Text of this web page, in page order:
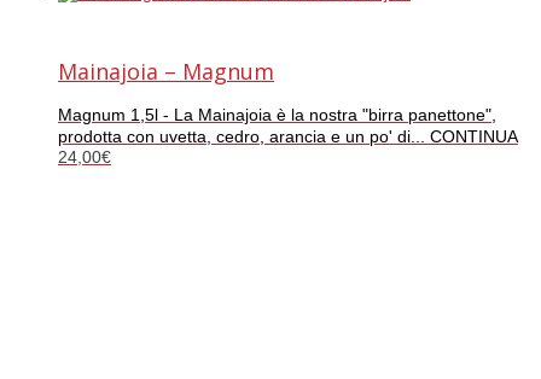
Mainajoia – Magnum
Magnum 1,5l - La Mainajoia è la nostra "birra panettone",
prodotta con uvetta, cedro, arancia e un po' di... CONTINUA
24,00€